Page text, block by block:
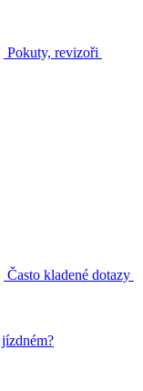
Pokuty, revizoři
Často kladené dotazy